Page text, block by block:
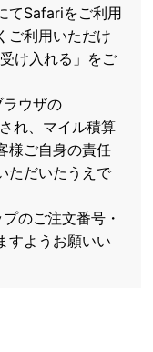
てSafariをご利用
ご利用いただけ
け入れる」をご
ウザの
れ、マイル積算
様ご自身の責任
ただいたうえで
のご注文番号・
すようお願いい